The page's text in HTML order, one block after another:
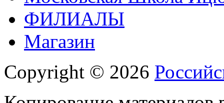
ФИЛИАЛЫ
Магазин
Copyright © 2026